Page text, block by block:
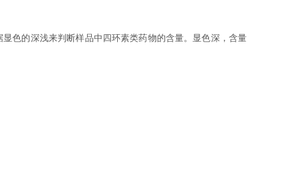
显色的深浅来判断样品中四环素类药物的含量。显色深，含量